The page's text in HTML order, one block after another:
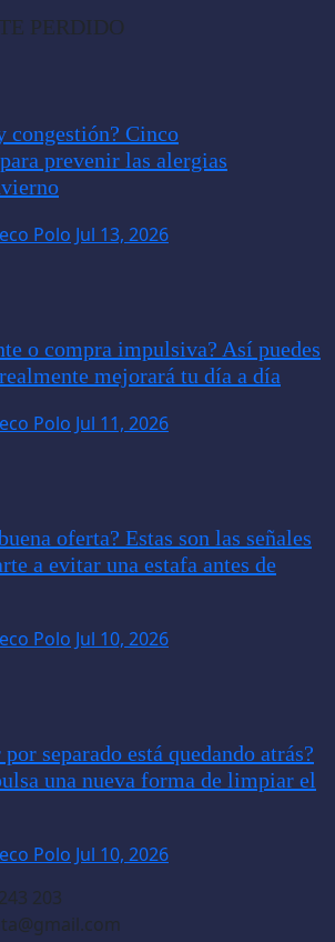
PERDIDO
congestión? Cinco
prevenir las alergias
Polo Jul 13, 2026
o compra impulsiva? Así puedes
mejorará tu día a día
Polo Jul 11, 2026
oferta? Estas son las señales
a evitar una estafa antes de
Polo Jul 10, 2026
separado está quedando atrás?
una nueva forma de limpiar el
Polo Jul 10, 2026
203